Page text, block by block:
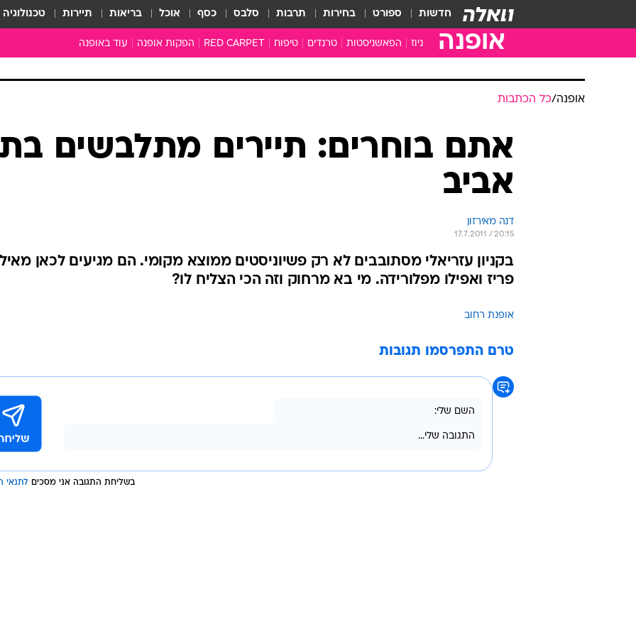
חדשות ספורט בחירות תרבות סלבס כסף אוכל בריאות תיירות טכנולוגיה
אופנה ניוז הפאשניסטות טרנדים טיפוח RED CARPET הפקות אופנה עוד באופנה
ארכיון מדורים עושים סדר
המצפן
שמלות כלה
דוגמנית
אופנה/כל הכתבות
אתם בוחרים: תיירים מתלבשים
אביב
דנה מאירזון
17.7.2011 / 20:15
בקניון עזריאלי מסתובבים לא רק פשיוניסטים ממוצא מקומי. הם מגיעים לכאן
פריז ואפילו מפלורידה. מי בא מרחוק וזה הכי הצליח לו?
אופנת רחוב
טרם התפרסמו תגובות
בשליחת התגובה אני מסכים לתנאי